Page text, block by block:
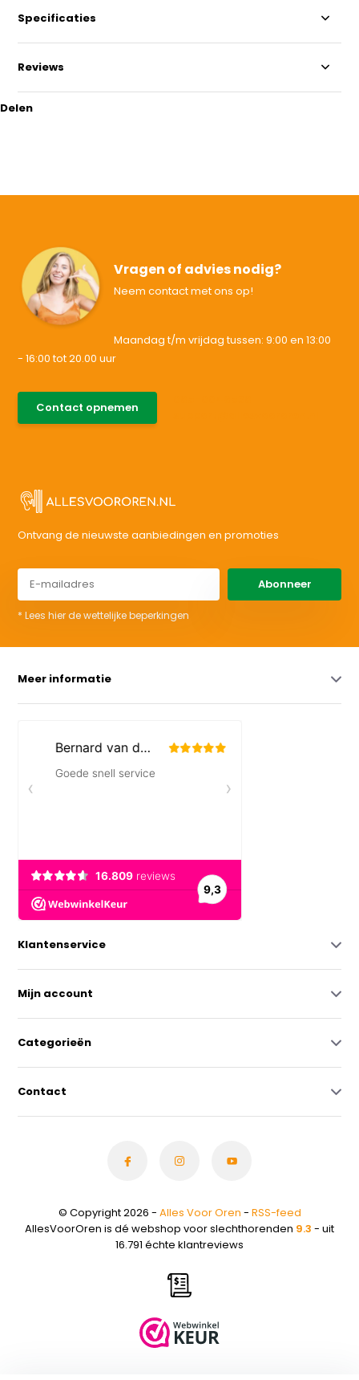
Specificaties
Reviews
Delen
Vragen of advies nodig?
Neem contact met ons op!
Maandag t/m vrijdag tussen: 9:00 en 13:00
- 16:00 tot 20.00 uur
Contact opnemen
Ontvang de nieuwste aanbiedingen en promoties
Abonneer
* Lees hier de wettelijke beperkingen
Meer informatie
Klantenservice
Mijn account
Categorieën
Contact
© Copyright 2026 - Alles Voor Oren - RSS-feed
AllesVoorOren is dé webshop voor slechthorenden 9.3 - uit
16.791 échte klantreviews